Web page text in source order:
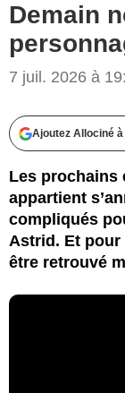
Demain
7 juil. 2026 à
Ajoutez Allociné
Les prochains
appartient
compliqués
Astrid. Et pour
être retrouvé